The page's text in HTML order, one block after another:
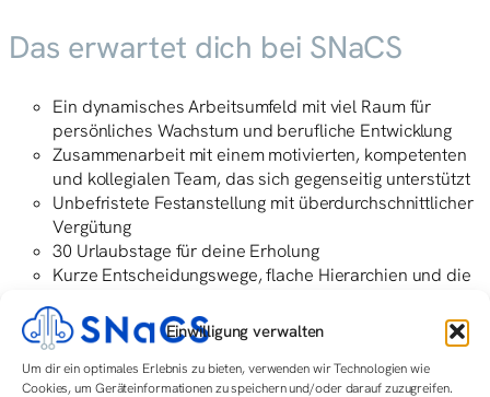
Einwilligung verwalten
Um dir ein optimales Erlebnis zu bieten, verwenden wir Technologien wie
Cookies, um Geräteinformationen zu speichern und/oder darauf zuzugreifen.
Das erwartet dich bei SNaCS
Ein dynamisches Arbeitsumfeld mit viel Raum für
persönliches Wachstum und berufliche Entwicklung
Zusammenarbeit mit einem motivierten, kompetenten
und kollegialen Team, das sich gegenseitig unterstützt
Unbefristete Festanstellung mit überdurchschnittlicher
Vergütung
30 Urlaubstage für deine Erholung
Kurze Entscheidungswege, flache Hierarchien und die
mitzugestalten
Eine offene Feedbackkultur mit Fokus auf
Weiterentwicklung, Lernen und gegenseitiges